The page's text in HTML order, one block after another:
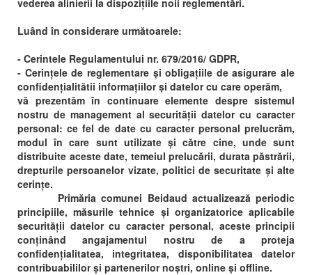
vederea alinierii la dispozițiile noii reglementări.
Luând în considerare următoarele:
- Cerintele Regulamentului nr. 679/2016/ GDPR,
- Cerințele de reglementare și obligațiile de asigurare ale
confidențialitătii informațiilor și datelor cu care operăm,
vă prezentăm în continuare elemente despre sistemul
nostru de management al securității datelor cu caracter
personal: ce fel de date cu caracter personal prelucrăm,
modul în care sunt utilizate și către cine, unde sunt
distribuite aceste date, temeiul prelucării, durata păstrării,
drepturile persoanelor vizate, politici de securitate și alte
cerințe.
Primăria comunei Beidaud actualizează periodic
principiile, măsurile tehnice și organizatorice aplicabile
securității datelor cu caracter personal, aceste principii
conținând angajamentul nostru de a proteja
confidențialitatea, integritatea, disponibilitatea datelor
contribuabililor și partenerilor noștri, online și offline.